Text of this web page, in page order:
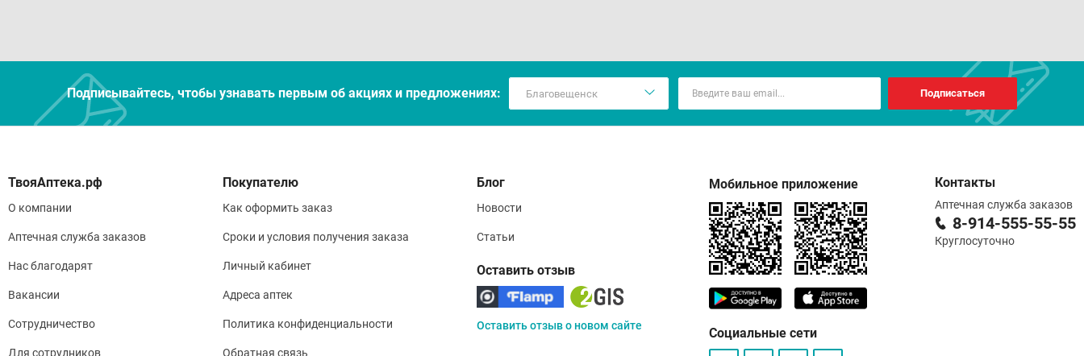
Подписывайтесь, чтобы узнавать первым об акцияx и предложениях: Подписаться
О компании
Аптечная служба заказов
Нас благодарят
Вакансии
Сотрудничество
Для сотрудников
Покупателю
Как оформить заказ
Сроки и условия получения заказа
Личный кабинет
Адреса аптек
Политика конфиденциальности
Обратная связь
Блог
Новости
Статьи
Оставить отзыв
Оставить отзыв о новом сайте
Мобильное приложение
Социальные сети
Контакты
Аптечная служба заказов
8-914-555-55-55
Круглосуточно